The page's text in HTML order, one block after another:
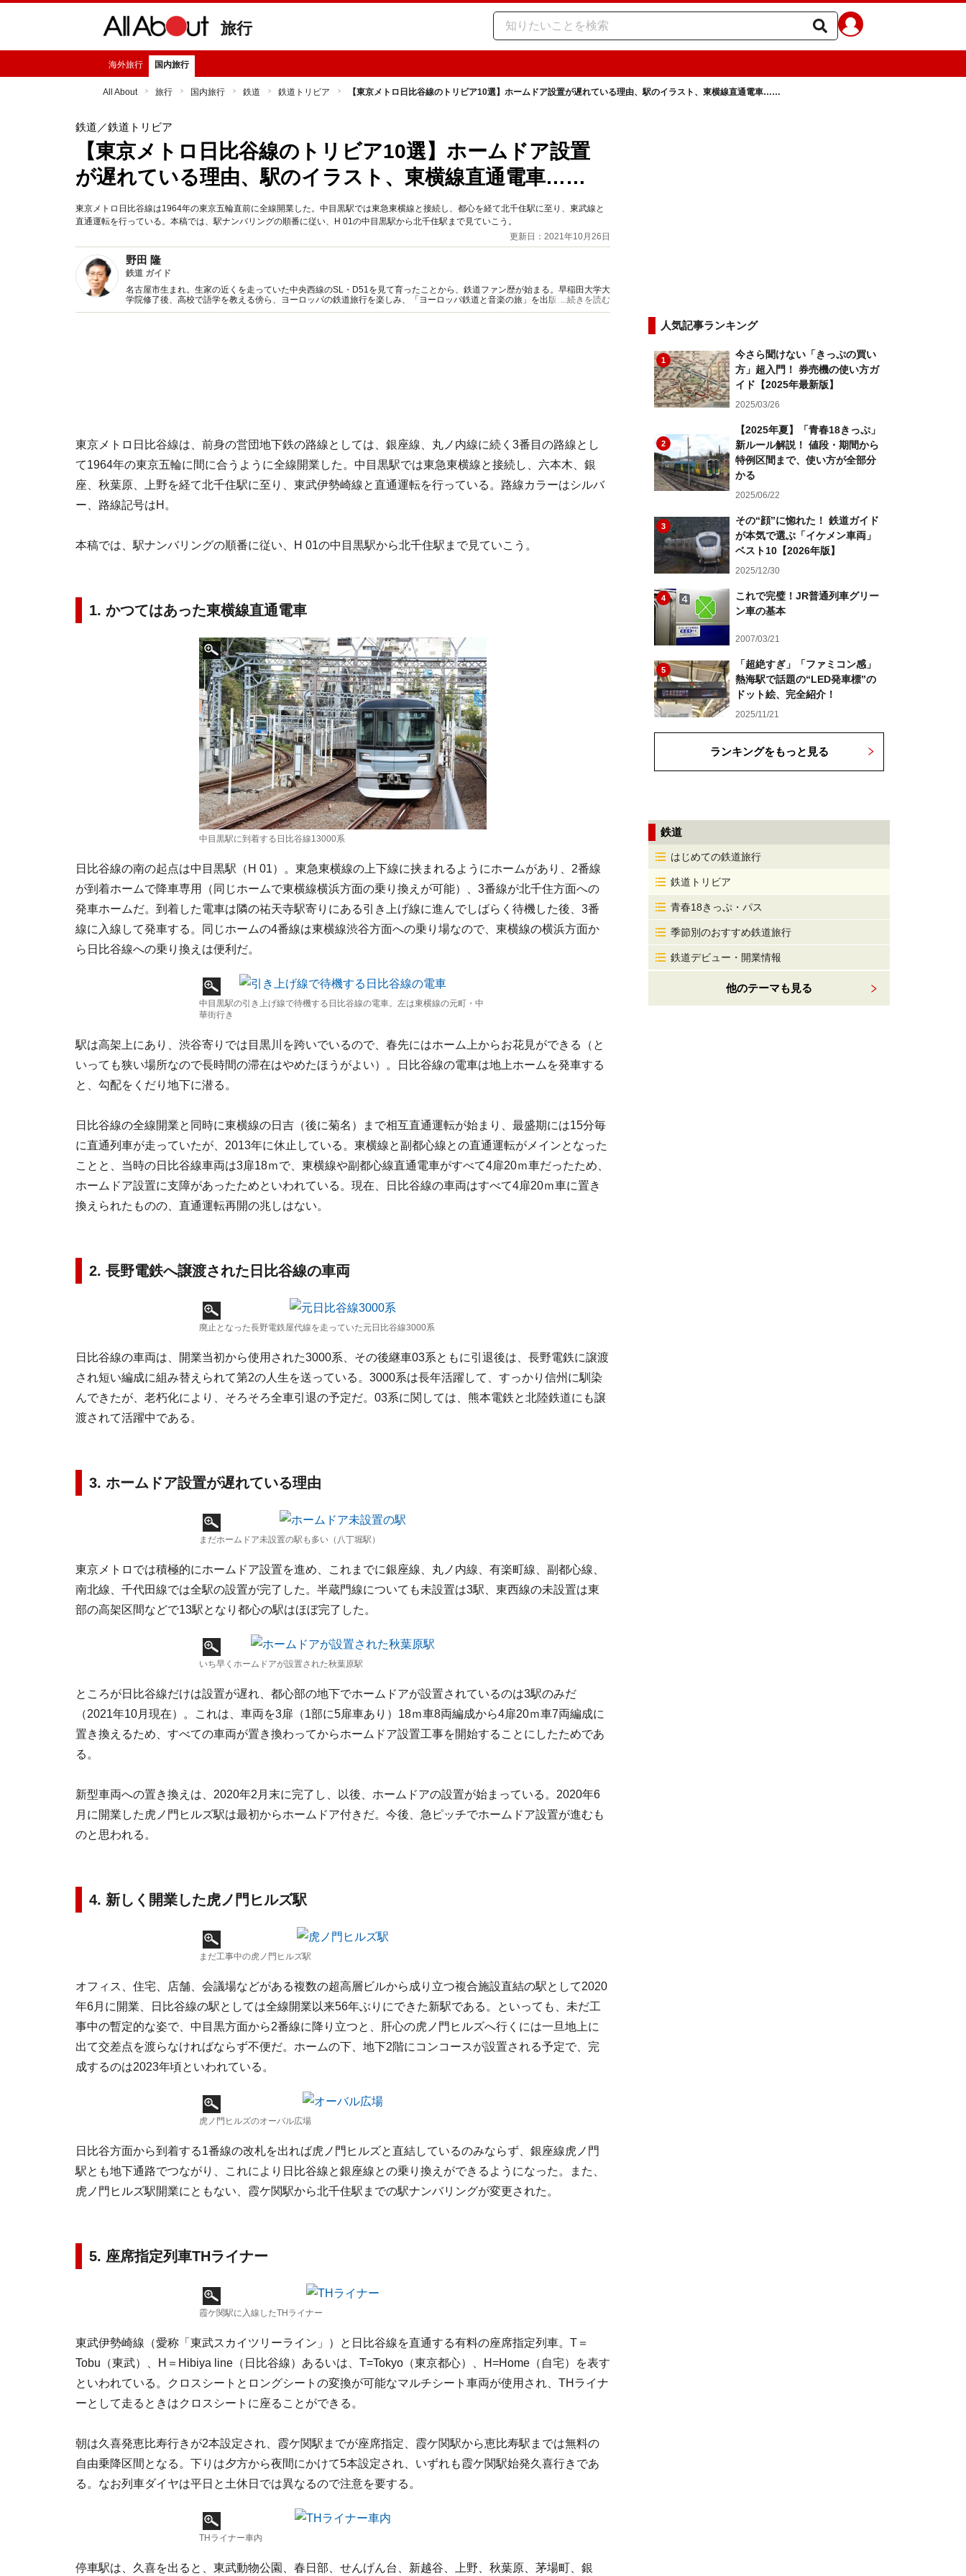
旅行
海外旅行 国内旅行
All About 旅行 国内旅行 鉄道 鉄道トリビア 【東京メトロ日比谷線のトリビア10選】ホームドア設置が遅れている理由、駅のイラスト、東横線直通電車……
鉄道 ／鉄道トリビア
【東京メトロ日比谷線のトリビア10選】ホームドア設置
が遅れている理由、駅のイラスト、東横線直通電車……
東京メトロ日比谷線は1964年の東京五輪直前に全線開業した。中目黒駅では東急東横線と接続し、都心を経て北千住駅に至り、東武線と
直通運転を行っている。本稿では、駅ナンバリングの順番に従い、H 01の中目黒駅から北千住駅まで見ていこう。
更新日：2021年10月26日
野田 隆
鉄道 ガイド
名古屋市生まれ。生家の近くを走っていた中央西線のSL・D51を見て育ったことから、鉄道ファン歴が始まる。早稲田大学大
学院修了後、高校で語学を教える傍ら、ヨーロッパの鉄道旅行を楽しみ、「ヨーロッパ鉄道と音楽の旅」を出版。その後、守
備範囲を国内にも広げ、2010年3月で教員を退職。旅行作家として活躍中。
...続きを読む
東京メトロ日比谷線は、前身の営団地下鉄の路線としては、銀座線、丸ノ内線に続く3番目の路線とし
て1964年の東京五輪に間に合うように全線開業した。中目黒駅では東急東横線と接続し、六本木、銀
座、秋葉原、上野を経て北千住駅に至り、東武伊勢崎線と直通運転を行っている。路線カラーはシルバ
ー、路線記号はH。
本稿では、駅ナンバリングの順番に従い、H 01の中目黒駅から北千住駅まで見ていこう。
1. かつてはあった東横線直通電車
中目黒駅に到着する日比谷線13000系
日比谷線の南の起点は中目黒駅（H 01）。東急東横線の上下線に挟まれるようにホームがあり、2番線
が到着ホームで降車専用（同じホームで東横線横浜方面の乗り換えが可能）、3番線が北千住方面への
発車ホームだ。到着した電車は隣の祐天寺駅寄りにある引き上げ線に進んでしばらく待機した後、3番
線に入線して発車する。同じホームの4番線は東横線渋谷方面への乗り場なので、東横線の横浜方面か
ら日比谷線への乗り換えは便利だ。
中目黒駅の引き上げ線で待機する日比谷線の電車。左は東横線の元町・中
華街行き
駅は高架上にあり、渋谷寄りでは目黒川を跨いでいるので、春先にはホーム上からお花見ができる（と
いっても狭い場所なので長時間の滞在はやめたほうがよい）。日比谷線の電車は地上ホームを発車する
と、勾配をくだり地下に潜る。
日比谷線の全線開業と同時に東横線の日吉（後に菊名）まで相互直通運転が始まり、最盛期には15分毎
に直通列車が走っていたが、2013年に休止している。東横線と副都心線との直通運転がメインとなった
ことと、当時の日比谷線車両は3扉18ｍで、東横線や副都心線直通電車がすべて4扉20ｍ車だったため、
ホームドア設置に支障があったためといわれている。現在、日比谷線の車両はすべて4扉20ｍ車に置き
換えられたものの、直通運転再開の兆しはない。
2. 長野電鉄へ譲渡された日比谷線の車両
廃止となった長野電鉄屋代線を走っていた元日比谷線3000系
日比谷線の車両は、開業当初から使用された3000系、その後継車03系ともに引退後は、長野電鉄に譲渡
され短い編成に組み替えられて第2の人生を送っている。3000系は長年活躍して、すっかり信州に馴染
んできたが、老朽化により、そろそろ全車引退の予定だ。03系に関しては、熊本電鉄と北陸鉄道にも譲
渡されて活躍中である。
3. ホームドア設置が遅れている理由
まだホームドア未設置の駅も多い（八丁堀駅）
東京メトロでは積極的にホームドア設置を進め、これまでに銀座線、丸ノ内線、有楽町線、副都心線、
南北線、千代田線では全駅の設置が完了した。半蔵門線についても未設置は3駅、東西線の未設置は東
部の高架区間などで13駅となり都心の駅はほぼ完了した。
いち早くホームドアが設置された秋葉原駅
ところが日比谷線だけは設置が遅れ、都心部の地下でホームドアが設置されているのは3駅のみだ
（2021年10月現在）。これは、車両を3扉（1部に5扉車あり）18ｍ車8両編成から4扉20ｍ車7両編成に
置き換えるため、すべての車両が置き換わってからホームドア設置工事を開始することにしたためであ
る。
新型車両への置き換えは、2020年2月末に完了し、以後、ホームドアの設置が始まっている。2020年6
月に開業した虎ノ門ヒルズ駅は最初からホームドア付きだ。今後、急ピッチでホームドア設置が進むも
のと思われる。
4. 新しく開業した虎ノ門ヒルズ駅
まだ工事中の虎ノ門ヒルズ駅
オフィス、住宅、店舗、会議場などがある複数の超高層ビルから成り立つ複合施設直結の駅として2020
年6月に開業、日比谷線の駅としては全線開業以来56年ぶりにできた新駅である。といっても、未だ工
事中の暫定的な姿で、中目黒方面から2番線に降り立つと、肝心の虎ノ門ヒルズへ行くには一旦地上に
出て交差点を渡らなければならず不便だ。ホームの下、地下2階にコンコースが設置される予定で、完
成するのは2023年頃といわれている。
虎ノ門ヒルズのオーバル広場
日比谷方面から到着する1番線の改札を出れば虎ノ門ヒルズと直結しているのみならず、銀座線虎ノ門
駅とも地下通路でつながり、これにより日比谷線と銀座線との乗り換えができるようになった。また、
虎ノ門ヒルズ駅開業にともない、霞ケ関駅から北千住駅までの駅ナンバリングが変更された。
5. 座席指定列車THライナー
霞ケ関駅に入線したTHライナー
東武伊勢崎線（愛称「東武スカイツリーライン」）と日比谷線を直通する有料の座席指定列車。T＝
Tobu（東武）、H＝Hibiya line（日比谷線）あるいは、T=Tokyo（東京都心）、H=Home（自宅）を表す
といわれている。クロスシートとロングシートの変換が可能なマルチシート車両が使用され、THライナ
ーとして走るときはクロスシートに座ることができる。
朝は久喜発恵比寿行きが2本設定され、霞ケ関駅までが座席指定、霞ケ関駅から恵比寿駅までは無料の
自由乗降区間となる。下りは夕方から夜間にかけて5本設定され、いずれも霞ケ関駅始発久喜行きであ
る。なお列車ダイヤは平日と土休日では異なるので注意を要する。
THライナー車内
停車駅は、久喜を出ると、東武動物公園、春日部、せんげん台、新越谷、上野、秋葉原、茅場町、銀
人気記事ランキング
1
今さら聞けない「きっぷの買い
方」超入門！ 券売機の使い方ガ
イド【2025年最新版】
2025/03/26
2
【2025年夏】「青春18きっぷ」
新ルール解説！ 値段・期間から
特例区間まで、使い方が全部分
かる
2025/06/22
3
その“顔”に惚れた！ 鉄道ガイド
が本気で選ぶ「イケメン車両」
ベスト10【2026年版】
2025/12/30
4
これで完璧！JR普通列車グリー
ン車の基本
2007/03/21
5
「超絶すぎ」「ファミコン感」
熱海駅で話題の“LED発車標”の
ドット絵、完全紹介！
2025/11/21
ランキングをもっと見る
鉄道
はじめての鉄道旅行
鉄道トリビア
青春18きっぷ・パス
季節別のおすすめ鉄道旅行
鉄道デビュー・開業情報
他のテーマも見る